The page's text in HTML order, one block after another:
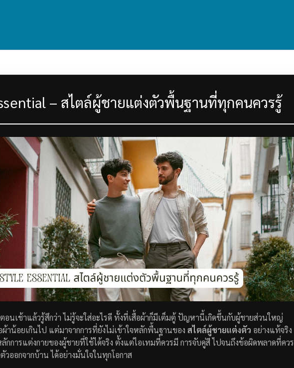
– สไตล์ผู้ชายแต่งตัวพื้นฐานที่ทุกคนควรรู้
อนเช้าแล้วรู้สึกว่า ไม่รู้จะใส่อะไรดี ทั้งที่เสื้อผ้าก็มีเต็มตู้ ปัญหานี้เกิดขึ้นกับผู้ชายส่วนใหญ่
ผ้าน้อยเกินไป แต่มาจากการที่ยังไม่เข้าใจหลักพื้นฐานของ สไตล์ผู้ชายแต่งตัว อย่างแท้จริง
กการแต่งกายของผู้ชายที่ใช้ได้จริง ตั้งแต่ไอเทมที่ควรมี การจับคู่สี ไปจนถึงข้อผิดพลาดที่ควร
ออกจากบ้าน ได้อย่างมั่นใจในทุกโอกาส